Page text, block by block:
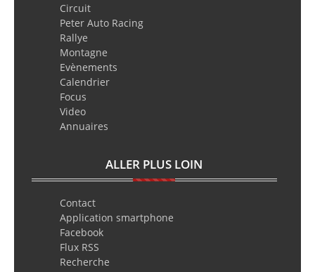
Circuit
Peter Auto Racing
Rallye
Montagne
Evènements
Calendrier
Focus
Video
Annuaires
ALLER PLUS LOIN
Contact
Application smartphone
Facebook
Flux RSS
Recherche